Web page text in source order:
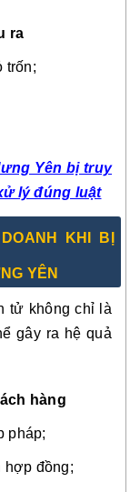
ra
trốn;
Yên bị truy
lý đúng luật
KHI BỊ
YÊN
tử không chỉ là
gây ra hệ quả
hàng
pháp;
hợp đồng;